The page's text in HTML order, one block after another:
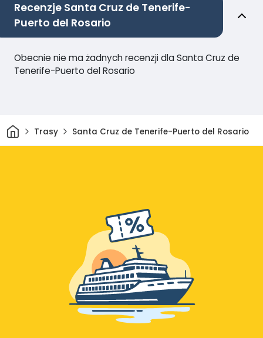
Recenzje Santa Cruz de Tenerife-
Puerto del Rosario
Obecnie nie ma żadnych recenzji dla Santa Cruz de
Tenerife-Puerto del Rosario
DomTrasy Santa Cruz de Tenerife-Puerto del Rosario